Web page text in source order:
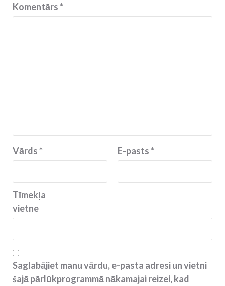
Komentārs*
Vārds* E-pasts*
Tīmekļa
vietne
Saglabājiet manu vārdu, e-pasta adresi un vietni
šajā pārlūkprogrammā nākamajai reizei, kad